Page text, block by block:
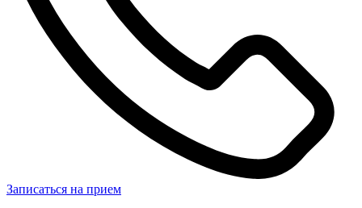
Записаться на прием